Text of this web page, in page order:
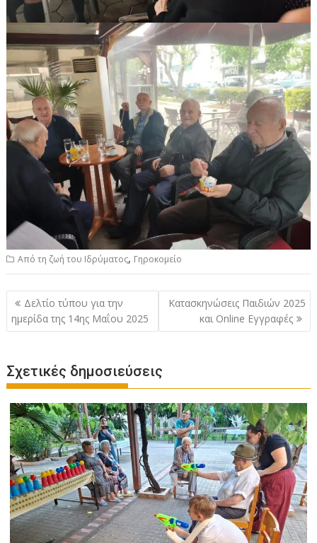
Από τη ζωή του Ιδρύματος, Γηροκομείο
Πλοήγηση
άρθρων
Δελτίο τύπου για την
ημερίδα της 14ης Μαΐου 2025
Κατασκηνώσεις Παιδιών 2025
και Online Εγγραφές
Σχετικές δημοσιεύσεις